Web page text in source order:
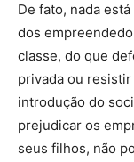
De fato, nada
dos
classe, do que
privada ou
introdução do
prejudicar os
seus filhos, não